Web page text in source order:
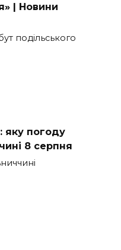
| Новини
подільського
яку погоду
8 серпня